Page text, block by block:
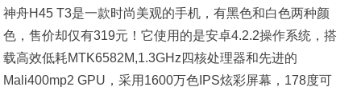
神舟H45 T3是一款时尚美观的手机，有黑色和白色两种颜
色，售价却仅有319元！它使用的是安卓4.2.2操作系统，搭
载高效低耗MTK6582M,1.3GHz四核处理器和先进的
Mali400mp2 GPU，采用1600万色IPS炫彩屏幕，178度可